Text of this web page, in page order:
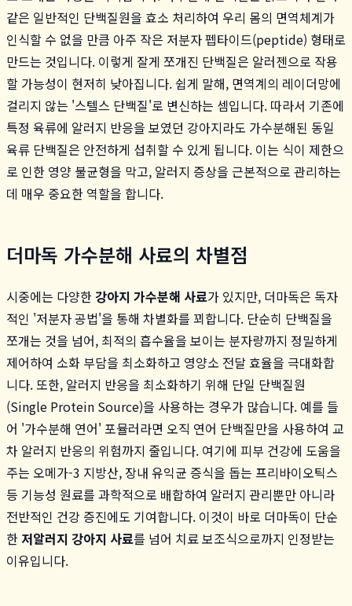
같은 일반적인 단백질원을 효소 처리하여 우리 몸의 면역체계가
인식할 수 없을 만큼 아주 작은 저분자 펩타이드(peptide) 형태로
만드는 것입니다. 이렇게 잘게 쪼개진 단백질은 알러젠으로 작용
할 가능성이 현저히 낮아집니다. 쉽게 말해, 면역계의 레이더망에
걸리지 않는 '스텔스 단백질'로 변신하는 셈입니다. 따라서 기존에
특정 육류에 알러지 반응을 보였던 강아지라도 가수분해된 동일
육류 단백질은 안전하게 섭취할 수 있게 됩니다. 이는 식이 제한으
로 인한 영양 불균형을 막고, 알러지 증상을 근본적으로 관리하는
데 매우 중요한 역할을 합니다.
더마독 가수분해 사료의 차별점
시중에는 다양한강아지 가수분해 사료가 있지만, 더마독은 독자
적인 '저분자 공법'을 통해 차별화를 꾀합니다. 단순히 단백질을
쪼개는 것을 넘어, 최적의 흡수율을 보이는 분자량까지 정밀하게
제어하여 소화 부담을 최소화하고 영양소 전달 효율을 극대화합
니다. 또한, 알러지 반응을 최소화하기 위해 단일 단백질원
(Single Protein Source)을 사용하는 경우가 많습니다. 예를 들
어 '가수분해 연어' 포뮬러라면 오직 연어 단백질만을 사용하여 교
차 알러지 반응의 위험까지 줄입니다. 여기에 피부 건강에 도움을
주는 오메가-3 지방산, 장내 유익균 증식을 돕는 프리바이오틱스
등 기능성 원료를 과학적으로 배합하여 알러지 관리뿐만 아니라
전반적인 건강 증진에도 기여합니다. 이것이 바로 더마독이 단순
한 저알러지 강아지 사료를 넘어 치료 보조식으로까지 인정받는
이유입니다.